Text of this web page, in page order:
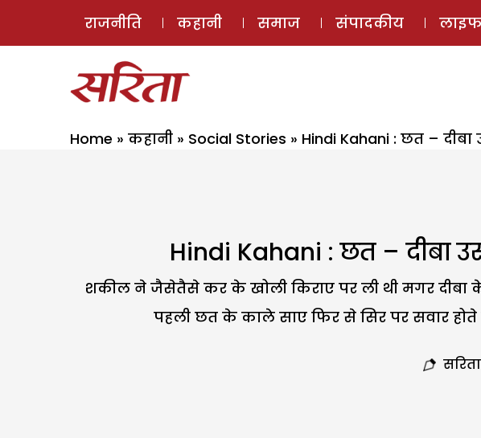
राजनीति कहानी समाज संपादकीय
Home » कहानी » Social Stories » Hindi Kahani : छत –
Hindi Kahani : छत – दीबा
शकील ने जैसेतैसे कर के खोली किराए पर ली थी मगर
पहली छत के काले साए फिर से सिर पर सवार